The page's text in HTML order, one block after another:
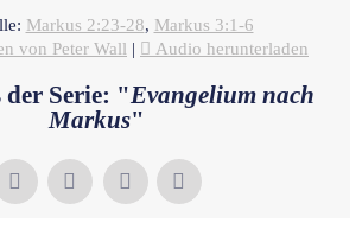
Markus 2:23-28, Markus 3:1-6
von Peter Wall | Audio herunterladen
der Serie: "Evangelium nach
Markus"